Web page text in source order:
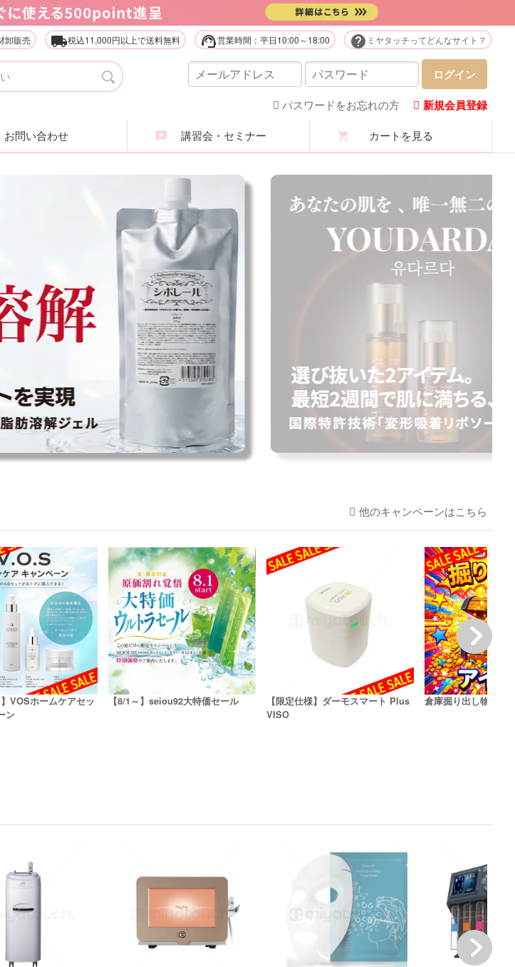
卸販売 local_shipping税込11,000円以上で送料無料 support_agent営業時間：平日10:00～18:00 help ミヤタッチってどんなサイト？
ログイン
パスワードをお忘れの方 新規会員登録
・ターバン 店販用品・化粧品
家庭用美容機器・美顔器・家電
・アイブロウ エステユニフォーム
アロマ・マッサージオイル
エステ技術・講習商材
ティ 肌分析機・カウンセリング
全ての商品を見る
お問い合わせ 講習会・セミナー カートを見る
】VOSホームケアセッ
ン
【8/1～】seiou92大特価セール
【限定仕様】ダーモスマート Plus
VISO
倉庫掘り出し物アイ
他のキャンペーンはこちら